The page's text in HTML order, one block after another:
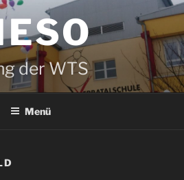
der WTS
Menü